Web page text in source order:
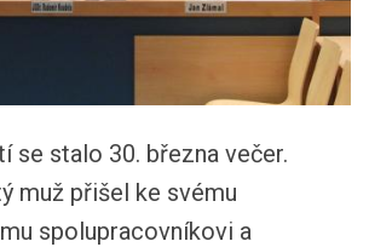
se stalo 30. března večer.
muž přišel ke svému
spolupracovníkovi a